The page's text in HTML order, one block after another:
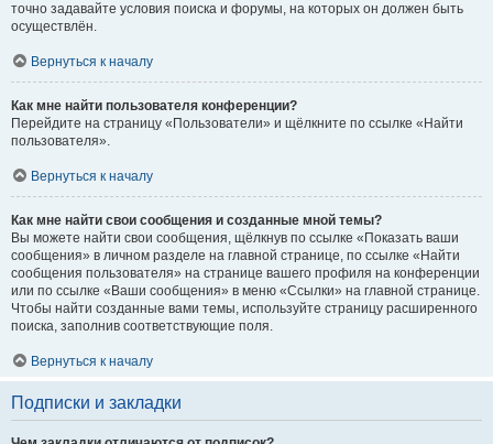
точно задавайте условия поиска и форумы, на которых он должен быть
осуществлён.
Вернуться к началу
Как мне найти пользователя конференции?
Перейдите на страницу «Пользователи» и щёлкните по ссылке «Найти
пользователя».
Вернуться к началу
Как мне найти свои сообщения и созданные мной темы?
Вы можете найти свои сообщения, щёлкнув по ссылке «Показать ваши
сообщения» в личном разделе на главной странице, по ссылке «Найти
сообщения пользователя» на странице вашего профиля на конференции
или по ссылке «Ваши сообщения» в меню «Ссылки» на главной странице.
Чтобы найти созданные вами темы, используйте страницу расширенного
поиска, заполнив соответствующие поля.
Вернуться к началу
Подписки и закладки